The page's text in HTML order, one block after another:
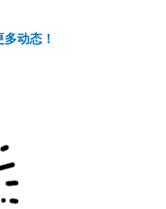
多动态！